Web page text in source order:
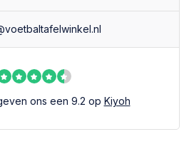
ons een 9.2 op Kiyoh